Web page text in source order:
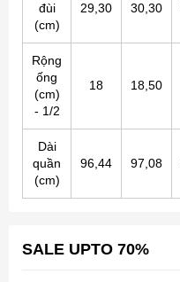
SALE UPTO 70%
đùi
(cm)
29,30 30,30
Rộng
ống
(cm)
- 1/2
18 18,50
Dài
quần
(cm)
96,44 97,08